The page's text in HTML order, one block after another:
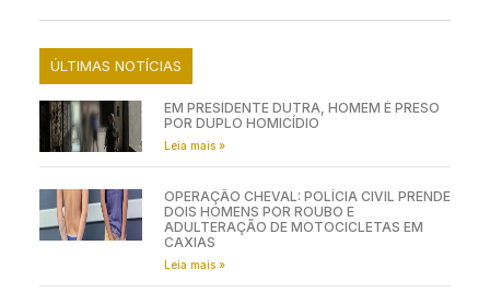
ÚLTIMAS NOTÍCIAS
EM PRESIDENTE DUTRA, HOMEM É PRESO
POR DUPLO HOMICÍDIO
Leia mais »
OPERAÇÃO CHEVAL: POLÍCIA CIVIL PRENDE
DOIS HOMENS POR ROUBO E
ADULTERAÇÃO DE MOTOCICLETAS EM
CAXIAS
Leia mais »